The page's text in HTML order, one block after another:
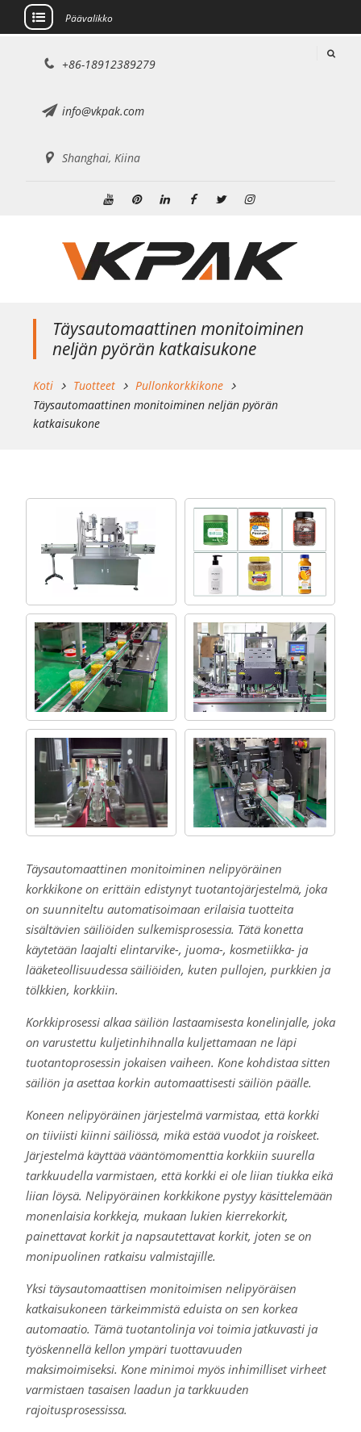
sisältöön
Päävalikko
+86-18912389279
info@vkpak.com
Shanghai, Kiina
Täysautomaattinen monitoiminen
neljän pyörän katkaisukone
Koti Tuotteet
Pullonkorkkikone
Täysautomaattinen monitoiminen neljän pyörän
katkaisukone
Täysautomaattinen monitoiminen nelipyöräinen
korkkikone on erittäin edistynyt tuotantojärjestelmä, joka
on suunniteltu automatisoimaan erilaisia tuotteita
sisältävien säiliöiden sulkemisprosessia. Tätä konetta
käytetään laajalti elintarvike-, juoma-, kosmetiikka- ja
lääketeollisuudessa säiliöiden, kuten pullojen, purkkien ja
tölkkien, korkkiin.
Korkkiprosessi alkaa säiliön lastaamisesta konelinjalle, joka
on varustettu kuljetinhihnalla kuljettamaan ne läpi
tuotantoprosessin jokaisen vaiheen. Kone kohdistaa sitten
säiliön ja asettaa korkin automaattisesti säiliön päälle.
Koneen nelipyöräinen järjestelmä varmistaa, että korkki
on tiiviisti kiinni säiliössä, mikä estää vuodot ja roiskeet.
Järjestelmä käyttää vääntömomenttia korkkiin suurella
tarkkuudella varmistaen, että korkki ei ole liian tiukka eikä
liian löysä. Nelipyöräinen korkkikone pystyy käsittelemään
monenlaisia korkkeja, mukaan lukien kierrekorkit,
painettavat korkit ja napsautettavat korkit, joten se on
monipuolinen ratkaisu valmistajille.
Yksi täysautomaattisen monitoimisen nelipyöräisen
katkaisukoneen tärkeimmistä eduista on sen korkea
automaatio. Tämä tuotantolinja voi toimia jatkuvasti ja
työskennellä kellon ympäri tuottavuuden
maksimoimiseksi. Kone minimoi myös inhimilliset virheet
varmistaen tasaisen laadun ja tarkkuuden
rajoitusprosessissa.